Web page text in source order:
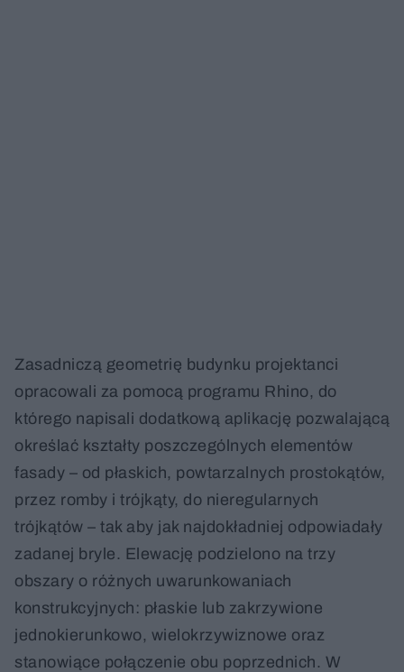
Zasadniczą geometrię budynku projektanci
opracowali za pomocą programu Rhino, do
którego napisali dodatkową aplikację pozwalającą
określać kształty poszczególnych elementów
fasady – od płaskich, powtarzalnych prostokątów,
przez romby i trójkąty, do nieregularnych
trójkątów – tak aby jak najdokładniej odpowiadały
zadanej bryle. Elewację podzielono na trzy
obszary o różnych uwarunkowaniach
konstrukcyjnych: płaskie lub zakrzywione
jednokierunkowo, wielokrzywiznowe oraz
stanowiące połączenie obu poprzednich. W